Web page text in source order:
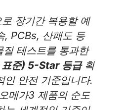
장기간 복용할 예
, PCBs, 산패도 등
테스트를 통과한
준) 5-Star 등급획
인 안전 기준입니다.
메가3 제품의 순도